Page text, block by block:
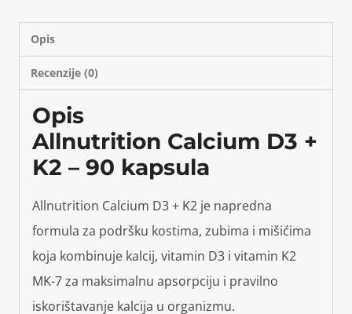
Opis
Recenzije (0)
Opis
Allnutrition Calcium D3 +
K2 – 90 kapsula
Allnutrition Calcium D3 + K2 je napredna
formula za podršku kostima, zubima i mišićima
koja kombinuje kalcij, vitamin D3 i vitamin K2
MK-7 za maksimalnu apsorpciju i pravilno
iskorištavanje kalcija u organizmu.